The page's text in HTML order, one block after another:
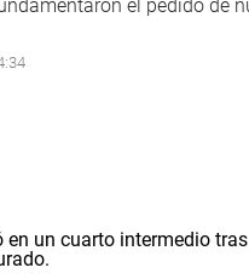
el pedido de